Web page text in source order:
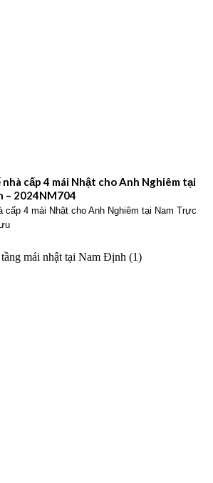
cấp 4 mái Nhật cho Anh Nghiêm tại
– 2024NM704
cấp 4 mái Nhật cho Anh Nghiêm tại Nam Trực